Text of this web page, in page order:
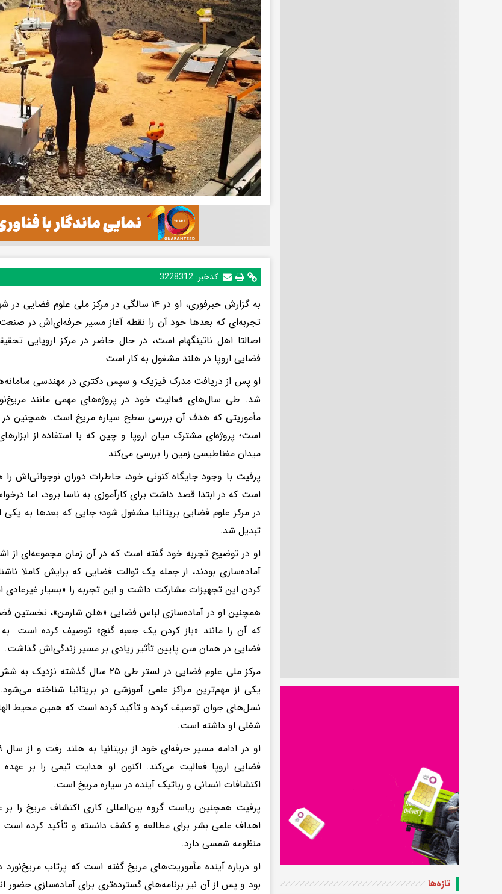
کدخبر:3228312
به گزارش خبرفوری، او در ۱۴ سالگی در مرکز ملی
تجربه‌ای که بعدها خود آن را نقطه آغاز مسیر حرفه‌ای‌اش در
اصالتا اهل ناتینگهام است، در حال حاضر در مرکز اروپایی
فضایی اروپا در هلند مشغول به کار است.
او پس از دریافت مدرک فیزیک و سپس دکتری در مهندسی
شد. طی سال‌های فعالیت خود در پروژه‌های مهمی مانند
است؛ پروژه‌ای مشترک میان اروپا و چین که با استفاده از
میدان مغناطیسی زمین را بررسی می‌کند.
پرفیت با وجود جایگاه کنونی خود، خاطرات دوران نوجوانی‌اش را
است که در ابتدا قصد داشت برای کارآموزی به ناسا برود، اما
در مرکز علوم فضایی بریتانیا مشغول شود؛ جایی که بعدها به
تبدیل شد.
او در توضیح تجربه خود گفته است که در آن زمان مجموعه‌ای از
آماده‌سازی بودند، از جمله یک توالت فضایی که برایش کاملا
کردن این تجهیزات مشارکت داشت و این تجربه را «بسیار
همچنین او در آماده‌سازی لباس فضایی «هلن شارمن»، نخستین
که آن را مانند «باز کردن یک جعبه گنج» توصیف کرده است.
فضایی در همان سن پایین تأثیر زیادی بر مسیر زندگی‌اش گذاشت.
مرکز ملی علوم فضایی در لستر طی ۲۵
یکی از مهم‌ترین مراکز علمی آموزشی در بریتانیا شناخته
نسل‌های جوان توصیف کرده و تأکید کرده است که همین محیط
شغلی او داشته است.
فضایی اروپا فعالیت می‌کند. اکنون او هدایت تیمی را بر عهده
اکتشافات انسانی و رباتیک آینده در سیاره مریخ است.
پرفیت همچنین ریاست گروه بین‌المللی کاری اکتشاف مریخ را بر
اهداف علمی بشر برای مطالعه و کشف دانسته و تأکید کرده
منظومه شمسی دارد.
بود و پس از آن نیز برنامه‌های گسترده‌تری برای آماده‌سازی
تازه‌ها